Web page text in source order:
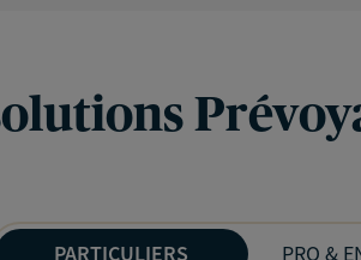
PARTICULIERS PRO &